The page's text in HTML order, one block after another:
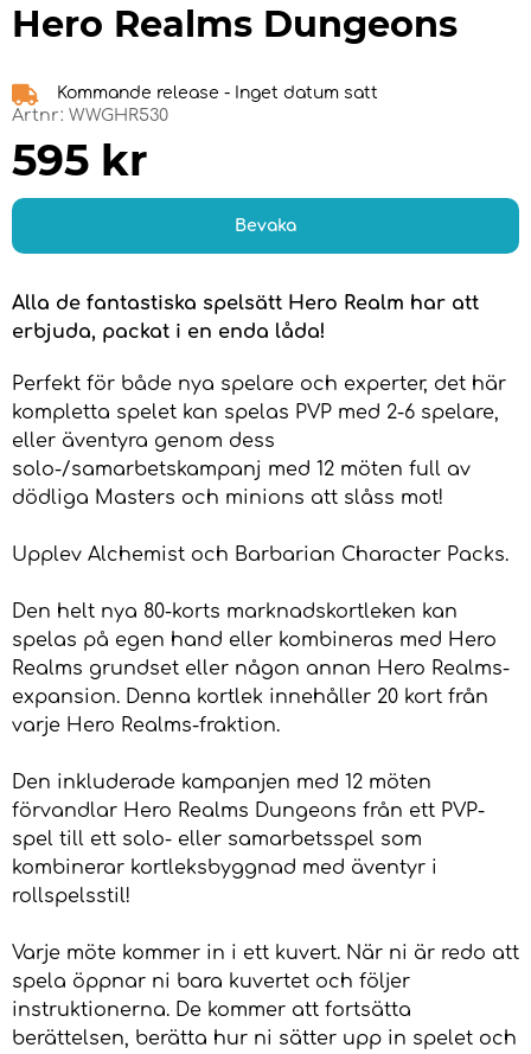
Hero Realms Dungeons
Kommande release - Inget datum satt
Artnr: WWGHR530
595 kr
Bevaka
Alla de fantastiska spelsätt Hero Realm har att
erbjuda, packat i en enda låda!
Perfekt för både nya spelare och experter, det här
kompletta spelet kan spelas PVP med 2-6 spelare,
eller äventyra genom dess
solo-/samarbetskampanj med 12 möten full av
dödliga Masters och minions att slåss mot!
Upplev Alchemist och Barbarian Character Packs.
Den helt nya 80-korts marknadskortleken kan
spelas på egen hand eller kombineras med Hero
Realms grundset eller någon annan Hero Realms-
expansion. Denna kortlek innehåller 20 kort från
varje Hero Realms-fraktion.
Den inkluderade kampanjen med 12 möten
förvandlar Hero Realms Dungeons från ett PVP-
spel till ett solo- eller samarbetsspel som
kombinerar kortleksbyggnad med äventyr i
rollspelsstil!
Varje möte kommer in i ett kuvert. När ni är redo att
spela öppnar ni bara kuvertet och följer
instruktionerna. De kommer att fortsätta
berättelsen, berätta hur ni sätter upp in spelet och